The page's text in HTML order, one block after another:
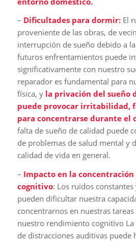
– Dificultades para dormir:El
proveniente de las obras, de
interrupción de sueño debido a
futuros enfrentamientos puede
significativamente con nuestro
reparador es fundamental para
física, y la privación del sueño
puede provocar irritabilidad,
para concentrarse durante el
falta de sueño de calidad puede
de problemas de salud mental y
calidad de vida en general.
– Impacto en la
cognitivo: Los ruidos
pueden dificultar nuestra
concentrarnos en nuestras
nuestro rendimiento cognitivo La
de distracciones auditivas puede